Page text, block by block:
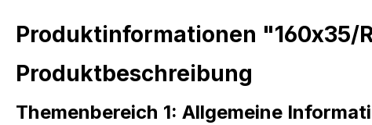
Produktinformationen "160x35/
Produktbeschreibung
Themenbereich 1: Allgemeine